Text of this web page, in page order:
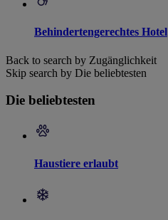
Behindertengerechtes Hotel
Back to search by Zugänglichkeit
Skip search by Die beliebtesten
Die beliebtesten
Haustiere erlaubt